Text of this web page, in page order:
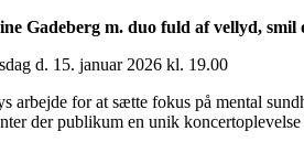
Gadeberg m. duo fuld af vellyd, smil
d. 15. januar 2026 kl. 19.00
arbejde for at sætte fokus på mental
der publikum en unik